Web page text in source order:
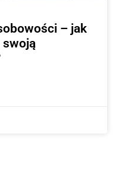
– jak
swoją